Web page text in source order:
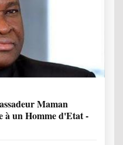
Maman
à un Homme d'Etat -